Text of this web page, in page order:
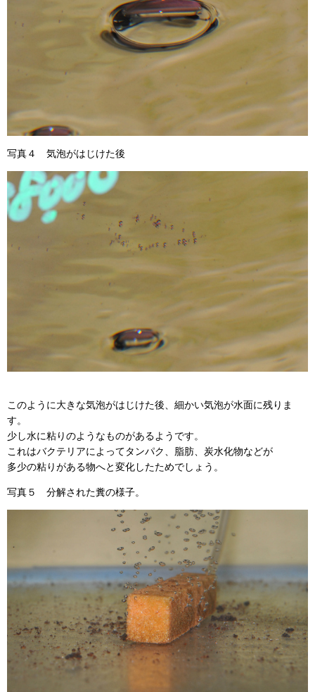
写真４ 気泡がはじけた後
このように大きな気泡がはじけた後、細かい気泡が水面に残りま
す。
少し水に粘りのようなものがあるようです。
これはバクテリアによってタンパク、脂肪、炭水化物などが
多少の粘りがある物へと変化したためでしょう。
写真５ 分解された糞の様子。